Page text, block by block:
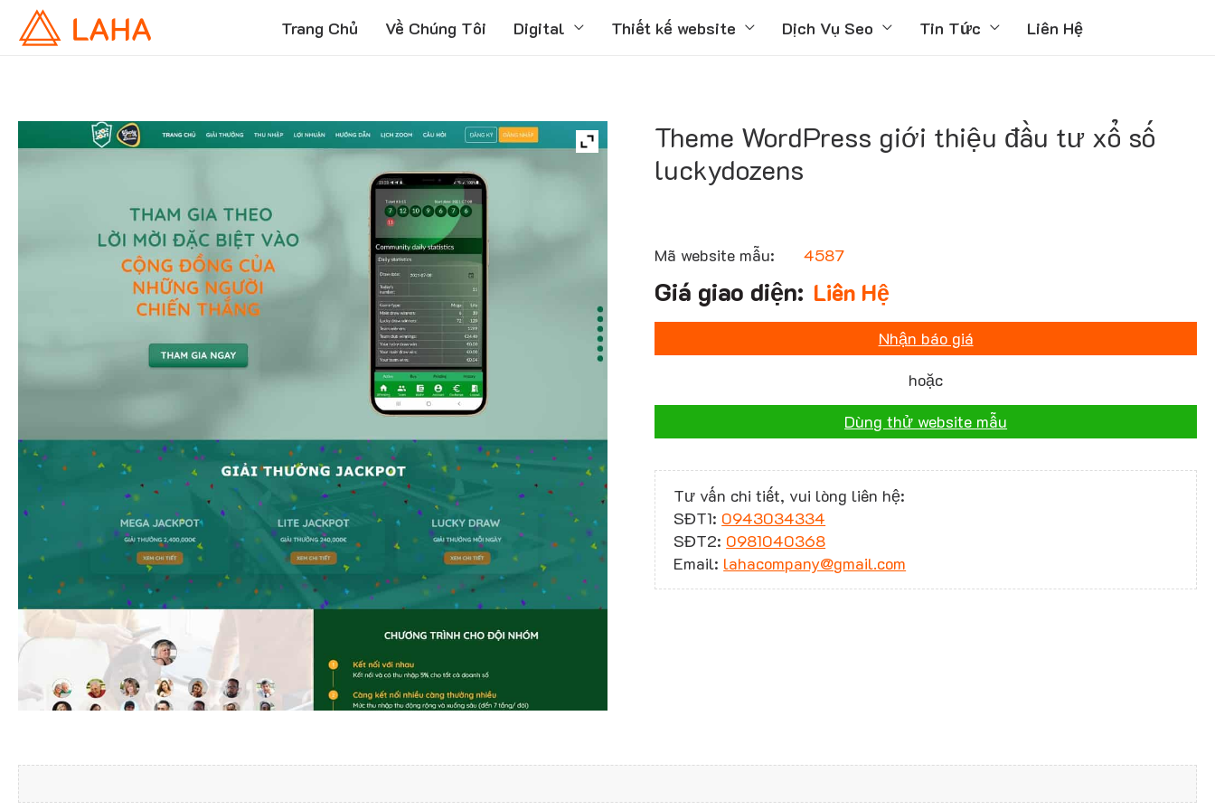
Trang Chủ Về Chúng Tôi Digital Thiết kế website Dịch Vụ Seo Tin Tức Liên Hệ
Theme WordPress giới thiệu đầu tư xổ số
luckydozens
Mã website mẫu: 4587
Liên Hệ
Nhận báo giá
hoặc
Dùng thử website mẫu
Tư vấn chi tiết, vui lòng liên hệ:
SĐT1: 0943034334
SĐT2: 0981040368
Email: lahacompany@gmail.com